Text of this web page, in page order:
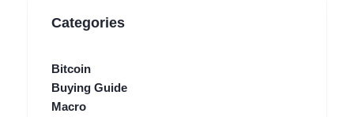
Categories
Bitcoin
Buying Guide
Macro